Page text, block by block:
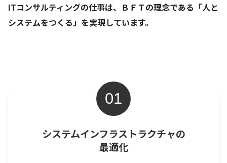
ITコンサルティングの仕事は、 ＢＦＴの理念である「人と
システムをつくる」を実現しています。
01
システムインフラストラクチャの
最適化